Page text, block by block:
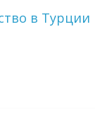
в Турции